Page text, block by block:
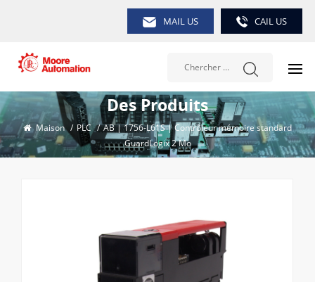
MAIL US CAIL US
Des Produits
Maison / PLC / AB | 1756-L61S | Contrôleur mémoire standard
GuardLogix 2 Mo